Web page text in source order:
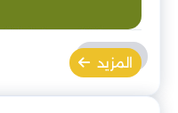
المزيد